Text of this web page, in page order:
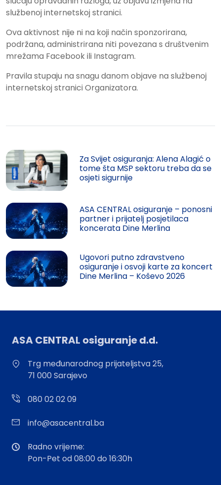
službenoj internetskoj stranici.
Ova aktivnost nije ni na koji način sponzorirana,
podržana, administrirana niti povezana s društvenim
mrežama Facebook ili Instagram.
Pravila stupaju na snagu danom objave na službenoj
internetskoj stranici Organizatora.
Za Svijet osiguranja: Alena Alagić o
tome šta MSP sektoru treba da se
osjeti sigurnije
ASA CENTRAL osiguranje – ponosni
partner i prijatelj posjetilaca
koncerata Dine Merlina
Ugovori putno zdravstveno
osiguranje i osvoji karte za koncert
Dine Merlina – Koševo 2026
ASA CENTRAL osiguranje d.d.
Trg međunarodnog prijateljstva 25,
71 000 Sarajevo
080 02 02 09
info@asacentral.ba
Radno vrijeme:
Pon-Pet od 08:00 do 16:30h